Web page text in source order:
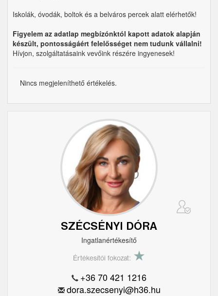
Iskolák, óvodák, boltok és a belváros percek alatt elérhetők!
Figyelem az adatlap megbízónktól kapott adatok alapján
készült, pontosságáért felelősséget nem tudunk vállalni!
Hívjon, szolgáltatásaink vevőink részére ingyenesek!
Nincs megjeleníthető értékelés.
SZÉCSÉNYI DÓRA
Ingatlanértékesítő
Értékesítői fokozat:
+36 70 421 1216
dora.szecsenyi@h36.hu